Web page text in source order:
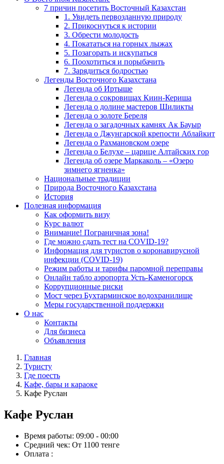
7 причин посетить Восточный Казахстан
1. Увидеть первозданную природу
2. Прикоснуться к истории
3. Обрести молодость
4. Покататься на горных лыжах
5. Позагорать и искупаться
6. Поохотиться и порыбачить
7. Зарядиться бодростью
Легенды Восточного Казахстана
Легенда об Иртыше
Легенда о сокровищах Киин-Кериша
Легенда о долине мастеров Шиликты
Легенда о золоте Береля
Легенда о загадочных камнях Ак Бауыр
Легенда о Джунгарской крепости Аблайкит
Легенда о Рахмановском озере
Легенда о Белухе – царице Алтайских гор
Легенда об озере Маркаколь – «Озеро
зимнего ягненка»
Национальные традиции
Природа Восточного Казахстана
История
Полезная информация
Как оформить визу
Курс валют
Внимание! Пограничная зона!
Где можно сдать тест на COVID-19?
Информация для туристов о коронавирусной
инфекции (COVID-19)
Режим работы и тарифы паромной переправы
Онлайн табло аэропорта Усть-Каменогорск
Коррупционные риски
Мост через Бухтарминское водохранилище
Меры государственной поддержки
О нас
Контакты
Для бизнеса
Объявления
Главная
Туристу
Где поесть
Кафе, бары и караоке
Кафе Руслан
Кафе Руслан
Время работы: 09:00 - 00:00
Средний чек: От 1100 тенге
Оплата :